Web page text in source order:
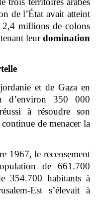
de l’État avait atteint
millions de colons
leurdomination
et de Gaza en
d’environ 350 000
à résoudre son
de menacer la
1967, le recensement
de 661.700
354.700 habitants à
Est s’élevait à